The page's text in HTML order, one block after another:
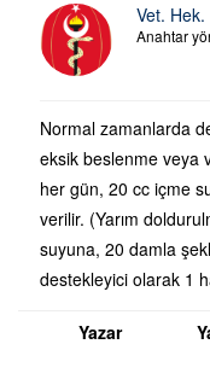
Vet.
Anahtar
Normal zamanlarda
eksik beslenme veya
her gün, 20 cc içme
verilir. (Yarım
suyuna, 20 damla
destekleyici olarak 1
Yazar